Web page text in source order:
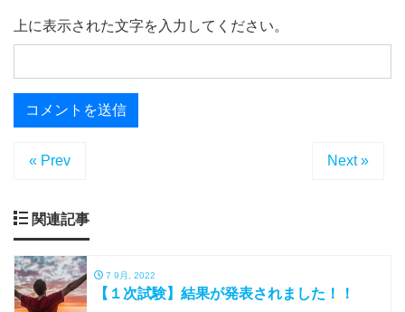
上に表示された文字を入力してください。
« Prev Next »
関連記事
7 9月, 2022
【１次試験】結果が発表されました！！